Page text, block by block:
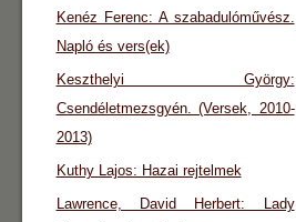
Kenéz Ferenc: A szabadulóművész.
Napló és vers(ek)
Keszthelyi György:
Csendéletmezsgyén. (Versek, 2010-
2013)
Kuthy Lajos: Hazai rejtelmek
Lawrence, David Herbert: Lady